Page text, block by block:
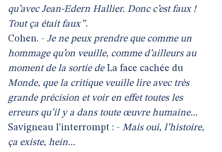
qu’avec Jean-Edern Hallier. Donc c’est faux !
Tout ça était faux”.
Cohen. - Je ne peux prendre que comme un
hommage qu’on veuille, comme d’ailleurs au
moment de la sortie deLa face cachée du
Monde, que la critique veuille lire avec très
grande précision et voir en effet toutes les
erreurs qu’il y a dans toute œuvre humaine...
Savigneau l’interrompt : - Mais oui, l’histoire,
ça existe, hein...